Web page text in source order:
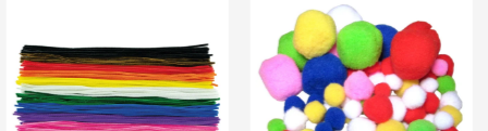
Krepppapier, 10 Rollen
10 Farben sort. 50 x 250
cm
7,89 €*
0,63 € pro 1 m 2